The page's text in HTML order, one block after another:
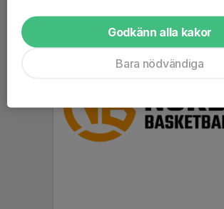
Godkänn alla kakor
Bara nödvändiga